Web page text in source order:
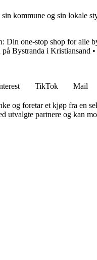
kommune og sin lokale
Din one-stop shop for alle
på Bystranda i Kristiansand •
TikTok Mail
og foretar et kjøp fra en
utvalgte partnere og kan